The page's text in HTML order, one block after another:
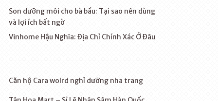
Son dưỡng môi cho bà bầu: Tại sao nên dùng
và lợi ích bất ngờ
Vinhome Hậu Nghĩa: Địa Chỉ Chính Xác Ở Đâu
Căn hộ Cara wolrd nghỉ dưỡng nha trang